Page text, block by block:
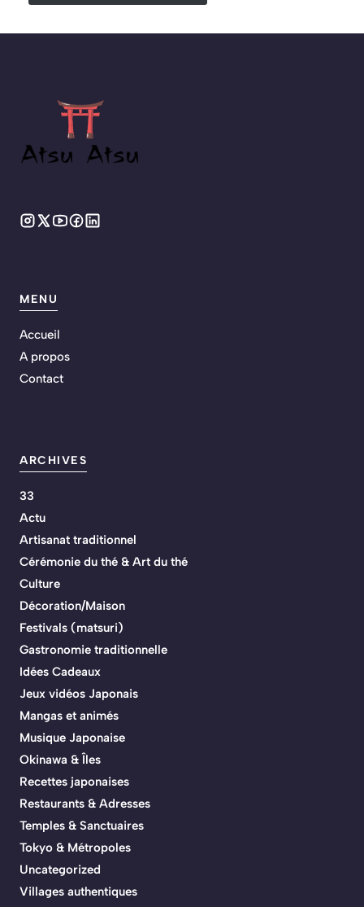
MENU
Accueil
A propos
Contact
ARCHIVES
33
Actu
Artisanat traditionnel
Cérémonie du thé & Art du thé
Culture
Décoration/Maison
Festivals (matsuri)
Gastronomie traditionnelle
Idées Cadeaux
Jeux vidéos Japonais
Mangas et animés
Musique Japonaise
Okinawa & Îles
Recettes japonaises
Restaurants & Adresses
Temples & Sanctuaires
Tokyo & Métropoles
Uncategorized
Villages authentiques